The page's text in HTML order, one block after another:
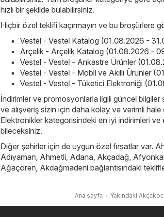
hızlı bir şekilde bulabilirsiniz.
Hiçbir özel teklifi kaçırmayın ve bu broşürlere
Vestel - Vestel Katalog (01.08.2026 -
Arçelik - Arçelik Katalog (01.08.2026 -
Vestel - Vestel - Ankastre Ürünler
Vestel - Vestel - Mobil ve Akıllı Ürünler
Vestel - Vestel - Tüketici Elektroniği
İndirimler ve promosyonlarla ilgili güncel
ve alışveriş sizin için daha kolay ve verimli
Elektronikler kategorisindeki en iyi indirimleri ve
bileceksiniz.
Diğer şehirler için de uygun özel fırsatlar var.
Adıyaman, Ahmetli, Adana, Akçadağ,
Ağaçören, Akdağmadeni bağlantısındaki
Ana sayfa Yakındaki